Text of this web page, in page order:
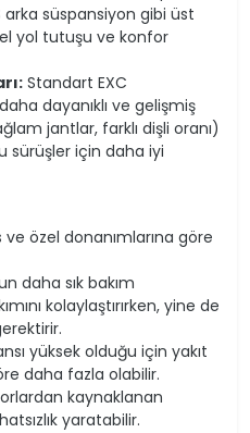
arka süspansiyon gibi üst
yol tutuşu ve konfor
Standart EXC
dayanıklı ve gelişmiş
jantlar, farklı dişli oranı)
sürüşler için daha iyi
özel donanımlarına göre
daha sık bakım
kolaylaştırırken, yine de
yüksek olduğu için yakıt
daha fazla olabilir.
kaynaklanan
yaratabilir.